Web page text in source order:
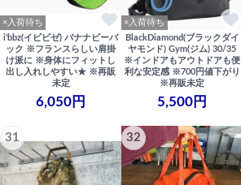
×入荷待ち
i'bbz(イビビゼ) バナナビーバ
ック ※フランスらしい肩掛
け派に ※身体にフィットし
出し入れしやすい★ ※再販
未定
6,050円
×入荷待ち
BlackDiamond(ブラックダイ
ヤモンド) Gym(ジム) 30/35
※インドアもアウトドアも便
利な安定感 ※700円値下がり
※再販未定
5,500円
31 32